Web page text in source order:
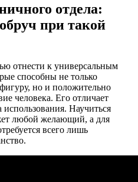
отдела:
при такой
отнести к универсальным
способны не только
но и положительно
человека. Его отличает
Научиться
любой желающий, а для
всего лишь